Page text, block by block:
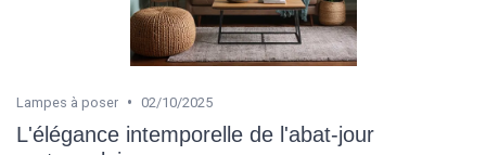
Lampes à poser • 02/10/2025
L'élégance intemporelle de l'abat-jour